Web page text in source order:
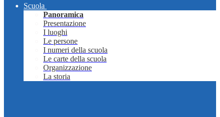
Scuola
Panoramica
Presentazione
I luoghi
Le persone
I numeri della scuola
Le carte della scuola
Organizzazione
La storia